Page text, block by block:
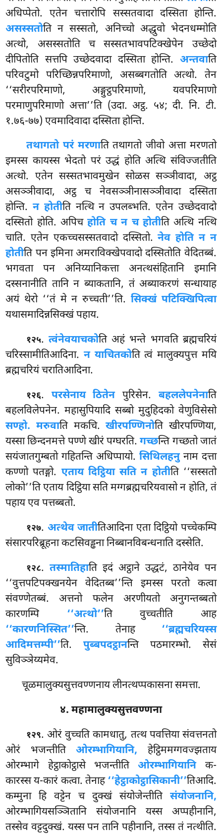
अधिप्पेतो. एतेन चत्तारोपि सस्सतवादा दस्सिता होन्ति.
असस्सतोति न सस्सतो, अनिच्चो अद्धुवो भेदनधम्मोति
अत्थो, असस्सतोति च सस्सतभावपटिक्खेपेन उच्छेदो
दीपितोति सत्तपि उच्छेदवादा दस्सिता होन्ति. अन्तवाति
परिवटुमो परिच्छिन्नपरिमाणो, असब्बगतोति अत्थो. तेन
‘‘सरीरपरिमाणो, अङ्गुट्ठपरिमाणो, यवपरिमाणो
परमाणुपरिमाणो अत्ता’’ति (उदा. अट्ठ. ५४; दी. नि. टी.
१.७६-७७) एवमादिवादा दस्सिता होन्ति.
तथागतो परं मरणाति तथागतो जीवो अत्ता मरणतो
इमस्स कायस्स भेदतो परं उद्धं होति अत्थि संविज्जतीति
अत्थो. एतेन सस्सतभावमुखेन सोळस सञ्ञीवादा, अट्ठ
असञ्ञीवादा, अट्ठ च नेवसञ्ञीनासञ्ञीवादा दस्सिता
होन्ति.न होतीति नत्थि न उपलब्भति. एतेन उच्छेदवादो
दस्सितो होति. अपिचहोति च न च होतीति अत्थि नत्थि
चाति. एतेन एकच्चसस्सतवादो दस्सितो.नेव होति न न
होतीति पन इमिना अमराविक्खेपवादो दस्सितोति वेदितब्बं.
भगवता पन अनिय्यानिकत्ता अनत्थसंहितानि इमानि
दस्सनानीति तानि न ब्याकतानि, तं अब्याकरणं सन्धायाह
अयं थेरो ‘‘तं मे न रुच्चती’’ति. सिक्खं पटिक्खिपित्वा
यथासमादिन्नसिक्खं पहाय.
१२५.त्वंनेवयाचकोति अहं भन्ते भगवति ब्रह्मचरियं
चरिस्सामीतिआदिना. न याचितकोति त्वं मालुक्यपुत्त मयि
ब्रह्मचरियं चरातिआदिना.
१२६. परसेनाय ठितेनपुरिसेन. बहललेपनेनाति
बहलविलेपनेन. महासुपियादि सब्बो मुदुहिदको वेणुविसेसो
सण्हो. मरुवाति मकचि.खीरपण्णिनोति खीरपण्णिया,
यस्सा छिन्दनमत्ते पण्णे खीरं पग्घरति.गच्छन्ति गच्छतो जातं
सयंजातगुम्बतो गहितन्ति अधिप्पायो. सिथिलहनुनाम दत्ता
कण्णो पतङ्गो. एताय दिट्ठिया सति न होतीति ‘‘सस्सतो
लोको’’ति एताय दिट्ठिया सति मग्गब्रह्मचरियवासो न होति, तं
पहाय एव पत्तब्बतो.
१२७. अत्थेव जातीतिआदिना एता दिट्ठियो पच्चेकम्पि
संसारपरिब्रूहना कटसिवड्ढना निब्बानविबन्धनाति दस्सेति.
१२८. तस्मातिहाति इदं अट्ठाने उद्धटं, ठानेयेव पन
‘‘वुत्तपटिपक्खनयेन वेदितब्ब’’न्ति इमस्स परतो कत्वा
संवण्णेतब्बं. अत्तनो फलेन अरणीयतो अनुगन्तब्बतो
कारणम्पि ‘‘अत्थो’’ति वुच्चतीति आह
‘‘कारणनिस्सित’’न्ति. तेनाह ‘‘ब्रह्मचरियस्स
आदिमत्तम्पी’’ति.पुब्बपदट्ठानन्ति पठमारम्भो. सेसं
सुविञ्ञेय्यमेव.
चूळमालुक्यसुत्तवण्णनाय लीनत्थप्पकासना समत्ता.
४. महामालुक्यसुत्तवण्णना
१२९. ओरंवुच्चति कामधातु, तत्थ पवत्तिया संवत्तनतो
ओरं भजन्तीतिओरम्भागियानि, हेट्ठिममग्गवज्झताय
ओरम्भागे हेट्ठाकोट्ठासे भजन्तीतिओरम्भागियानिक-
कारस्स य-कारं कत्वा. तेनाह‘‘हेट्ठाकोट्ठासिकानी’’तिआदि.
कम्मुना हि वट्टेन च दुक्खं संयोजेन्तीति संयोजनानि,
ओरम्भागियसञ्ञितानि संयोजनानि यस्स अप्पहीनानि,
तस्सेव वट्टदुक्खं. यस्स पन तानि पहीनानि, तस्स तं नत्थीति.